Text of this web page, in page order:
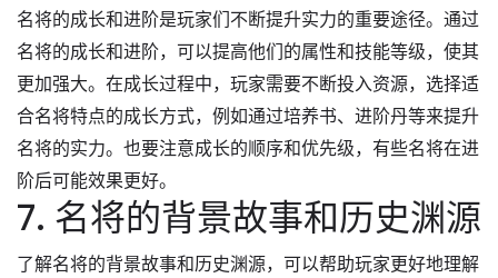
名将的成长和进阶是玩家们不断提升实力的重要途径。通过
名将的成长和进阶，可以提高他们的属性和技能等级，使其
更加强大。在成长过程中，玩家需要不断投入资源，选择适
合名将特点的成长方式，例如通过培养书、进阶丹等来提升
名将的实力。也要注意成长的顺序和优先级，有些名将在进
阶后可能效果更好。
7. 名将的背景故事和历史渊源
了解名将的背景故事和历史渊源，可以帮助玩家更好地理解